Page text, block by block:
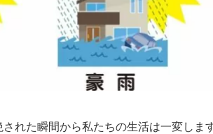
れた瞬間から私たちの生活は一変しま